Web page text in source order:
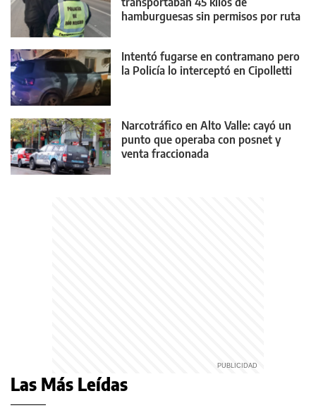
hamburguesas sin permisos por ruta
Intentó fugarse en contramano pero
la Policía lo interceptó en Cipolletti
Narcotráfico en Alto Valle: cayó un
punto que operaba con posnet y
venta fraccionada
Las Más Leídas